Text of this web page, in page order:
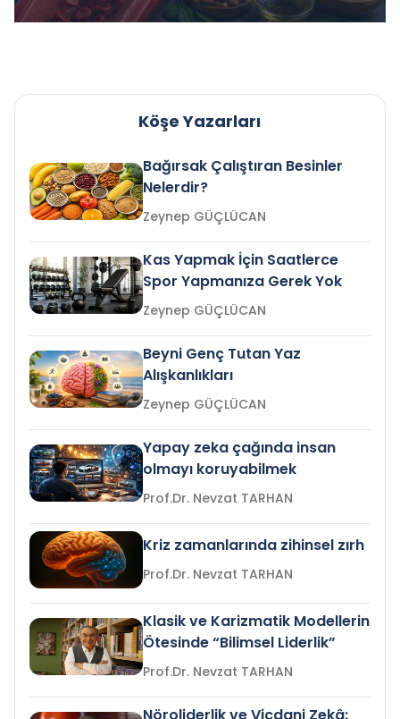
Köşe Yazarları
Bağırsak Çalıştıran Besinler
Nelerdir?
Zeynep GÜÇLÜCAN
Kas Yapmak İçin Saatlerce
Spor Yapmanıza Gerek Yok
Zeynep GÜÇLÜCAN
Beyni Genç Tutan Yaz
Alışkanlıkları
Zeynep GÜÇLÜCAN
Yapay zeka çağında insan
olmayı koruyabilmek
Prof.Dr. Nevzat TARHAN
Kriz zamanlarında zihinsel zırh
Prof.Dr. Nevzat TARHAN
Klasik ve Karizmatik Modellerin
Ötesinde “Bilimsel Liderlik”
Prof.Dr. Nevzat TARHAN